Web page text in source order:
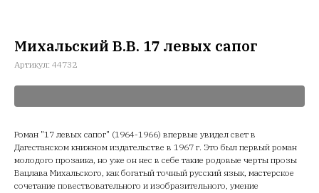
Михальский В.В. 17 левых сапог
Артикул: 44732
Роман "17 левых сапог" (1964-1966) впервые увидел свет в
Дагестанском книжном издательстве в 1967 г. Это был первый роман
молодого прозаика, но уже он нес в себе такие родовые черты прозы
Вацлава Михальского, как богатый точный русский язык, мастерское
сочетание повествовательного и изобразительного, умение